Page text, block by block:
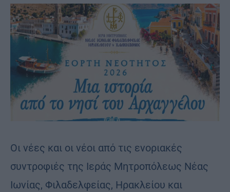
Οι νέες και οι νέοι από τις ενοριακές
συντροφιές της Ιεράς Μητροπόλεως Νέας
Ιωνίας, Φιλαδελφείας, Ηρακλείου και